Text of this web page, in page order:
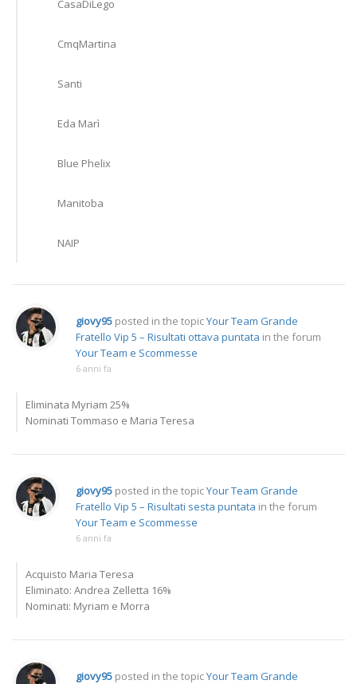
CasaDiLego
CmqMartina
Santi
Eda Marì
Blue Phelix
Manitoba
NAIP
giovy95 posted in the topicYour Team Grande
Fratello Vip 5 – Risultati ottava puntata in the forum
Your Team e Scommesse
6 anni fa
Eliminata Myriam 25%
Nominati Tommaso e Maria Teresa
giovy95 posted in the topicYour Team Grande
Fratello Vip 5 – Risultati sesta puntata in the forum
Your Team e Scommesse
6 anni fa
Acquisto Maria Teresa
Eliminato: Andrea Zelletta 16%
Nominati: Myriam e Morra
giovy95 posted in the topicYour Team Grande